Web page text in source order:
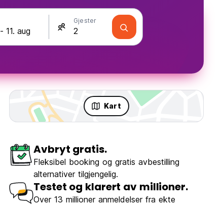
Gjester
Kart
Avbryt gratis.
Fleksibel booking og gratis avbestilling
alternativer tilgjengelig.
Testet og klarert av millioner.
Over 13 millioner anmeldelser fra ekte